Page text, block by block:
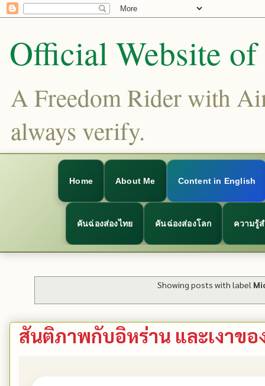
Official Website
A Freedom Rider with
always verify.
Home About Me Content in English
คันฉ่องส่องไทย คันฉ่องส่องโลก ความรู้
Showing posts with label
สันติภาพกับอิหร่าน และเงาข